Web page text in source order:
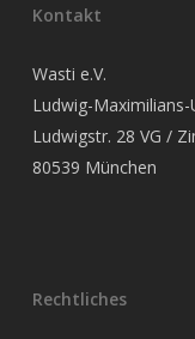
Kontakt
Wasti e.V.
Ludwig-
Ludwigstr. 28 VG /
80539 München
Rechtliches